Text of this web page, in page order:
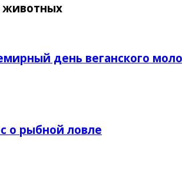
животных
день веганского
о рыбной ловле